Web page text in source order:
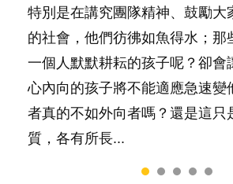
特別是在講究團隊精神、鼓勵大
的社會，他們彷彿如魚得水；那
一個人默默耕耘的孩子呢？卻會
心內向的孩子將不能適應急速變
者真的不如外向者嗎？還是這只
質，各有所長...
然能走到白頭，但生了孩子卻發
料？ 經營婚姻，不如我們想像
是大家說得那麼難。一起來認識
落地，心中都有數之不盡的問題
合我們以往製作過的相關短片。
跟你同行～...
間太多語言，會令孩子感到混淆
非？聽聽專家怎樣說，解開語言
照顧孩子衣食住行、陪同兒女應
要陪玩製造親子時間，尚要處理
務……當父母的，有千百個任務
一樣重要至極的，總被遺漏——
和心理健康。...